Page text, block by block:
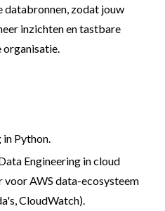
databronnen, zodat jouw
inzichten en tastbare
organisatie.
Python.
Engineering in cloud
voor AWS data-ecosysteem
CloudWatch).